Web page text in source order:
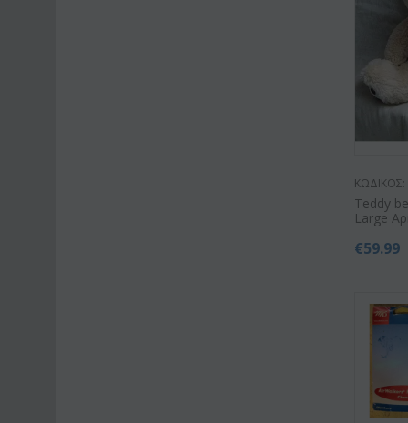
ΚΩΔΙΚΟΣ:
Teddy
Large
€59.99